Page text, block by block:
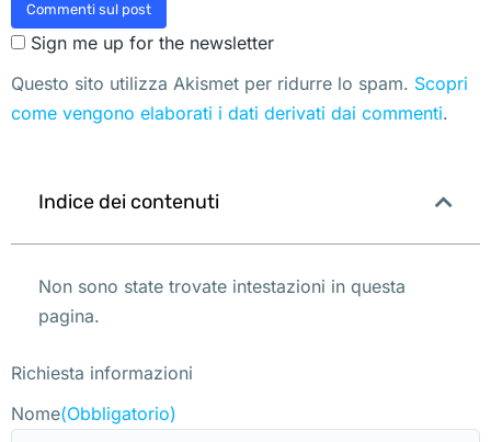
Commenti sul post
Sign me up for the newsletter
Questo sito utilizza Akismet per ridurre lo spam. Scopri
come vengono elaborati i dati derivati dai commenti.
Indice dei contenuti
Non sono state trovate intestazioni in questa
pagina.
Richiesta informazioni
Nome(Obbligatorio)